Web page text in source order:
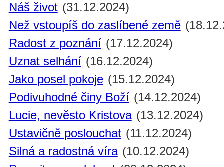
Náš život (31.12.2024)
Než vstoupíš do zaslíbené země
Radost z poznání (17.12.2024)
Uznat selhání (16.12.2024)
Jako posel pokoje (15.12.2024)
Podivuhodné činy Boží (14.12.2024)
Lucie, nevěsto Kristova (13.12.2024)
Ustavičně poslouchat (11.12.2024)
Silná a radostná víra (10.12.2024)